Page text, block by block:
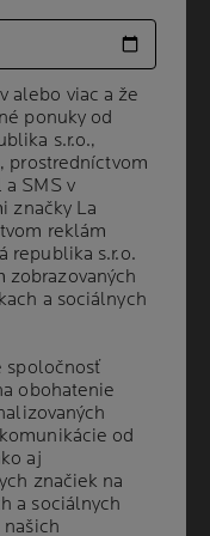
fyzickémuzdraviu,
zásadné prijať
jeho silu a
náladu a
svalovú silu,
alebo viac a že
ponuky od
s.r.o.,
prostredníctvom
SMS v
značky La
reklám
republika s.r.o.
zobrazovaných
a sociálnych
spoločnosť
obohatenie
od
aj
značiek na
a sociálnych
alebo viac a že
ponuky od
s.r.o.,
prostredníctvom
SMS v
značky La
reklám
republika s.r.o.
zobrazovaných
a sociálnych
spoločnosť
obohatenie
od
aj
značiek na
a sociálnych